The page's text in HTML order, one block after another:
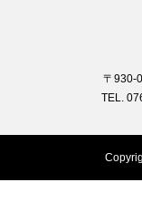
〒930-
TEL.